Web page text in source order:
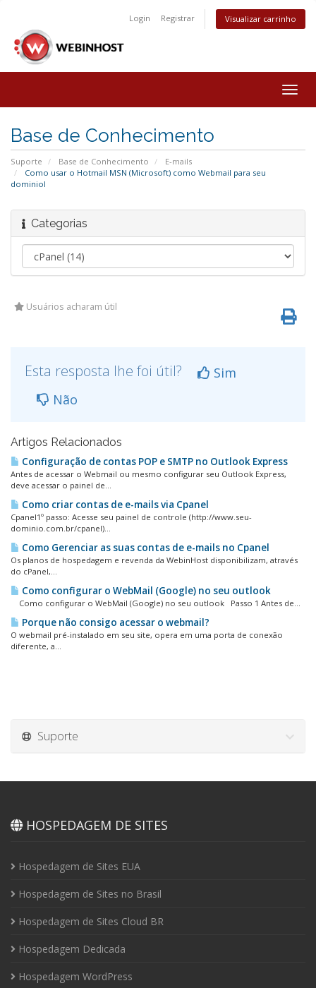
Login Registrar Visualizar carrinho
Base de Conhecimento
Suporte Base de Conhecimento
E-mails
Como usar o Hotmail MSN (Microsoft) como Webmail para seu
dominiol
Categorias
Usuários acharam útil
Esta resposta lhe foi útil?
Sim
Não
Artigos Relacionados
Configuração de contas POP e SMTP no Outlook Express
Antes de acessar o Webmail ou mesmo configurar seu Outlook Express,
deve acessar o painel de...
Como criar contas de e-mails via Cpanel
Cpanel1º passo: Acesse seu painel de controle (http://www.seu-
dominio.com.br/cpanel)...
Como Gerenciar as suas contas de e-mails no Cpanel
Os planos de hospedagem e revenda da WebinHost disponibilizam, através
do cPanel,...
Como configurar o WebMail (Google) no seu outlook
Como configurar o WebMail (Google) no seu outlook Passo 1 Antes de...
Porque não consigo acessar o webmail?
O webmail pré-instalado em seu site, opera em uma porta de conexão
diferente, a...
Suporte
HOSPEDAGEM DE SITES
Hospedagem de Sites EUA
Hospedagem de Sites no Brasil
Hospedagem de Sites Cloud BR
Hospedagem Dedicada
Hospedagem WordPress